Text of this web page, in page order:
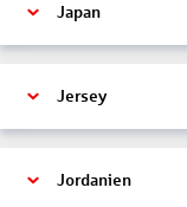
Japan
Jersey
Jordanien